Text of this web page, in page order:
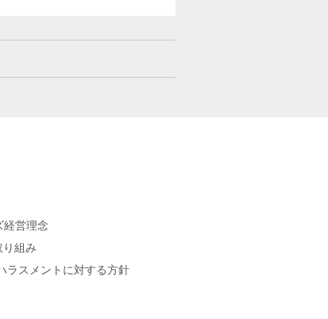
経営理念
り組み
ラスメントに対する方針